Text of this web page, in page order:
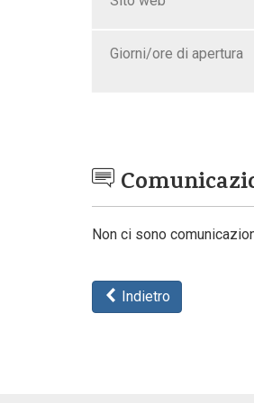
Giorni/ore di apertura
Non ci sono
Indietro